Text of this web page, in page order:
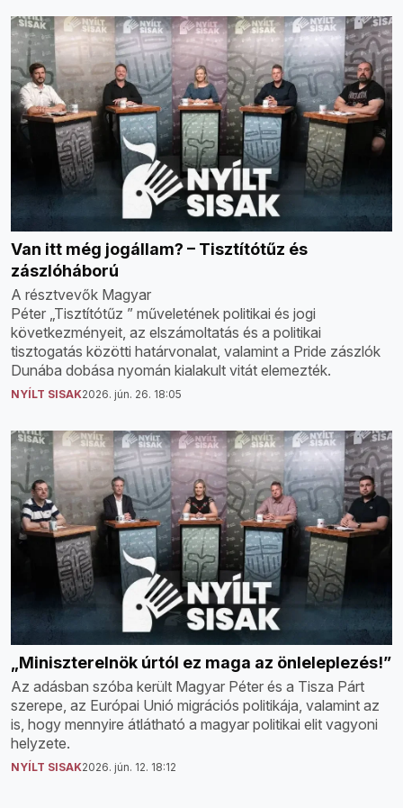
Van itt még jogállam? – Tisztítótűz és
zászlóháború
A résztvevők Magyar
Péter „Tisztítótűz ” műveletének politikai és jogi
következményeit, az elszámoltatás és a politikai
tisztogatás közötti határvonalat, valamint a Pride zászlók
Dunába dobása nyomán kialakult vitát elemezték.
NYÍLT SISAK2026. jún. 26. 18:05
„Miniszterelnök úrtól ez maga az önleleplezés!”
Az adásban szóba került Magyar Péter és a Tisza Párt
szerepe, az Európai Unió migrációs politikája, valamint az
is, hogy mennyire átlátható a magyar politikai elit vagyoni
helyzete.
NYÍLT SISAK2026. jún. 12. 18:12